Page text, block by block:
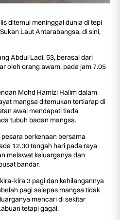
ditemui meninggal dunia di tepi
Laut Antarabangsa, di sini,
Abdul Ladi, 53, berasal dari
oleh orang awam, pada jam 7.05
Mohd Hamizi Halim dalam
mangsa ditemukan tertiarap di
awal mendapati tiada
tubuh badan mangsa.
berkenaan bersama
12.30 tengah hari pada raya
melawat keluarganya dan
bandar.
kira 3 pagi dan kehilangannya
pagi selepas mangsa tidak
mencari di sekitar
tetapi gagal.